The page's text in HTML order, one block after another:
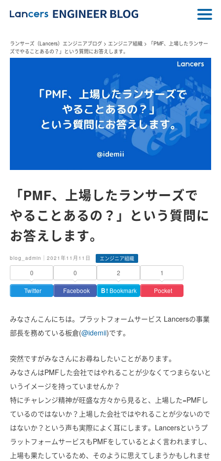
ランサーズ（Lancers）エンジニアブログ > エンジニア組織 >
「PMF、上場したランサー
ズでやることあるの？」という質問にお答えします。
「PMF、上場したランサーズで
やることあるの？」という質問に
お答えします。
blog_admin｜2021年11月11日 エンジニア組織
0
Twitter
0
Facebook
2
Ｂ! Bookmark
1
Pocket
みなさんこんにちは。プラットフォームサービス Lancersの事業
部長を務めている板倉(@idemii)です。
突然ですがみなさんにお尋ねしたいことがあります。
みなさんはPMFした会社ではやれることが少なくてつまらないと
いうイメージを持っていませんか？
特にチャレンジ精神が旺盛な方々から見ると、上場した=PMFし
ているのではないか？上場した会社ではやれることが少ないので
はないか？という声も実際によく耳にします。Lancersというプ
ラットフォームサービスもPMFをしているとよく言われますし、
上場も果たしているため、そのように思えてしまうかもしれませ